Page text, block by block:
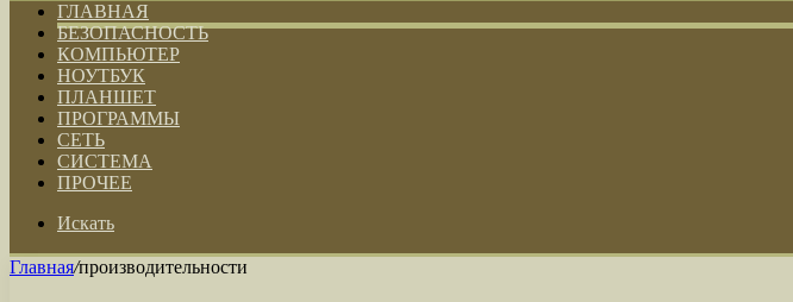
ГЛАВНАЯ
БЕЗОПАСНОСТЬ
КОМПЬЮТЕР
НОУТБУК
ПЛАНШЕТ
ПРОГРАММЫ
СЕТЬ
СИСТЕМА
ПРОЧЕЕ
Искать
Главная/производительности